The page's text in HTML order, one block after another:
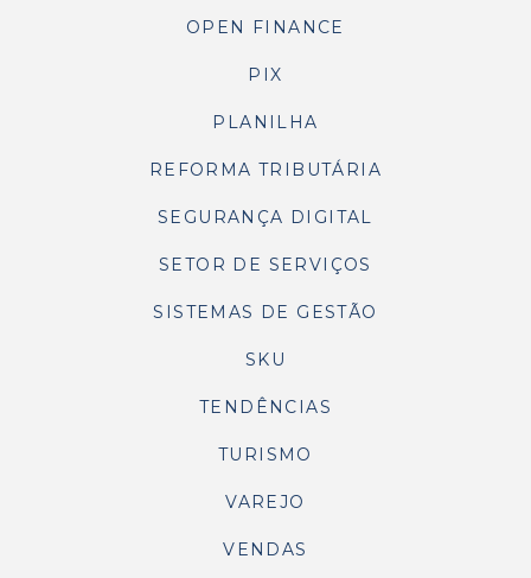
OPEN FINANCE
PIX
PLANILHA
REFORMA TRIBUTÁRIA
SEGURANÇA DIGITAL
SETOR DE SERVIÇOS
SISTEMAS DE GESTÃO
SKU
TENDÊNCIAS
TURISMO
VAREJO
VENDAS